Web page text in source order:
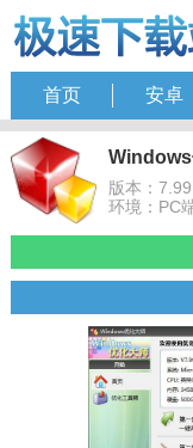
首页 安卓
版本：
环境：PC